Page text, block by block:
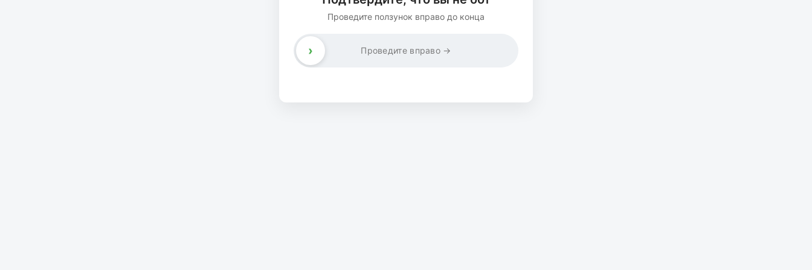
Проведите ползунок вправо до конца
Проведите вправо →
›